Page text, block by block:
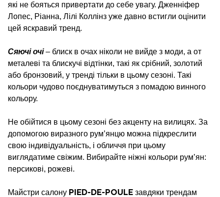
які не бояться привертати до себе увагу. Дженніфер
Лопес, Ріанна, Лілі Коллінз уже давно встигли оцінити
цей яскравий тренд.
Сяючі очі– блиск в очах ніколи не вийде з моди, а от
металеві та блискучі відтінки, такі як срібний, золотий
або бронзовий, у тренді тільки в цьому сезоні. Такі
кольори чудово поєднуватимуться з помадою винного
кольору.
Не обійтися в цьому сезоні без акценту на вилицях. За
допомогою виразного рум’янцю можна підкреслити
свою індивідуальність, і обличчя при цьому
виглядатиме свіжим. Вибирайте ніжні кольори рум’ян:
персикові, рожеві.
Майстри салону PIED-DE-POULE завдяки трендам